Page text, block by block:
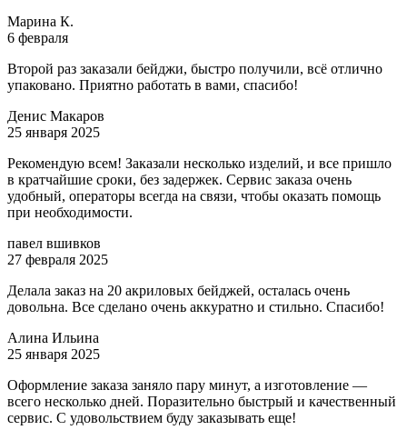
Марина К.
6 февраля
Второй раз заказали бейджи, быстро получили, всё отлично
упаковано. Приятно работать в вами, спасибо!
Денис Макаров
25 января 2025
Рекомендую всем! Заказали несколько изделий, и все пришло
в кратчайшие сроки, без задержек. Сервис заказа очень
удобный, операторы всегда на связи, чтобы оказать помощь
при необходимости.
павел вшивков
27 февраля 2025
Делала заказ на 20 акриловых бейджей, осталась очень
довольна. Все сделано очень аккуратно и стильно. Спасибо!
Алина Ильина
25 января 2025
Оформление заказа заняло пару минут, а изготовление —
всего несколько дней. Поразительно быстрый и качественный
сервис. С удовольствием буду заказывать еще!